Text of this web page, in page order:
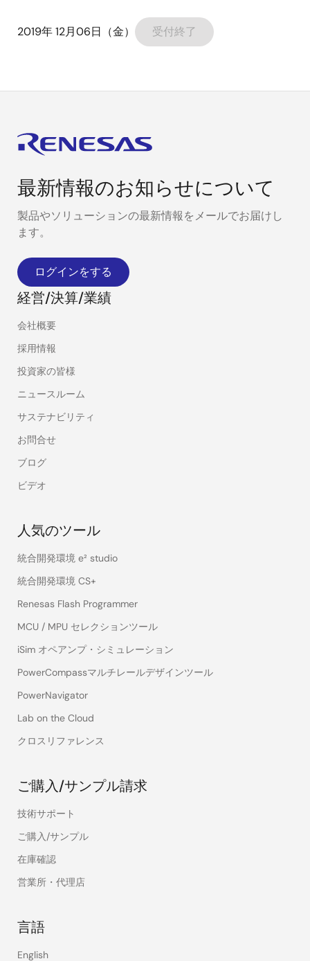
2019年 12月06日（金） 受付終了
最新情報のお知らせについて
製品やソリューションの最新情報をメールでお届けし
ます。
ログインをする
経営/決算/業績
会社概要
採用情報
投資家の皆様
ニュースルーム
サステナビリティ
お問合せ
ブログ
ビデオ
人気のツール
統合開発環境 e² studio
統合開発環境 CS+
Renesas Flash Programmer
MCU / MPU セレクションツール
iSim オペアンプ・シミュレーション
PowerCompassマルチレールデザインツール
PowerNavigator
Lab on the Cloud
クロスリファレンス
ご購入/サンプル請求
技術サポート
ご購入/サンプル
在庫確認
営業所・代理店
言語
English